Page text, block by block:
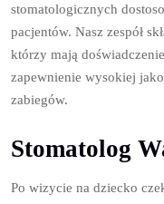
stomatologicznych
pacjentów. Nasz zespół
którzy mają
zapewnienie wysokiej
zabiegów.
Stomatolog
Po wizycie na dziecko